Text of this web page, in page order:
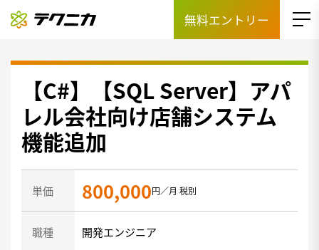
無料エントリー
【C#】【SQL Server】アパ
レル会社向け店舗システム
機能追加
単価 800,000円／月 税別
職種 開発エンジニア